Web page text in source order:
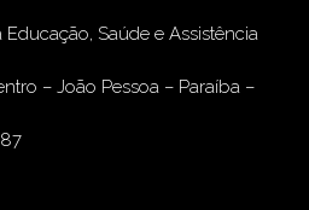
Saúde e Assistência
– João Pessoa – Paraíba –